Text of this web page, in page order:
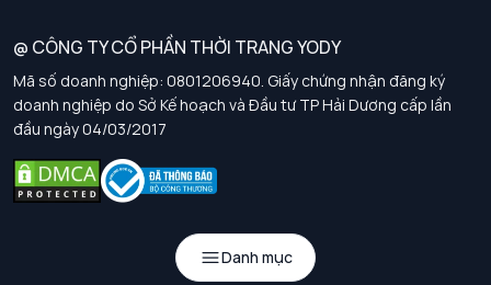
Danh mục
Chính sách chất lượng và an toàn sức khoẻ nghề nghiệp
Chính sách đơn đồng phục
Hướng dẫn chọn kích thước
@ CÔNG TY CỔ PHẦN THỜI TRANG YODY
Mã số doanh nghiệp: 0801206940. Giấy chứng nhận đăng ký
doanh nghiệp do Sở Kế hoạch và Đầu tư TP Hải Dương cấp lần
đầu ngày 04/03/2017